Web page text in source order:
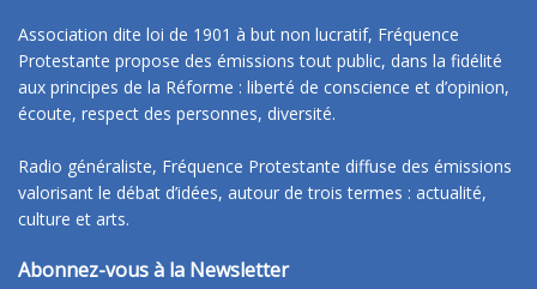
Association dite loi de 1901 à but non lucratif, Fréquence
Protestante propose des émissions tout public, dans la fidélité
aux principes de la Réforme : liberté de conscience et d’opinion,
écoute, respect des personnes, diversité.
Radio généraliste, Fréquence Protestante diffuse des émissions
valorisant le débat d’idées, autour de trois termes : actualité,
culture et arts.
Abonnez-vous à la Newsletter